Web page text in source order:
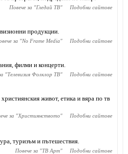
Повече за "Гледай ТВ" Подобни сайтове
продукции.
за "No Frame Media" Подобни сайтове
филми и концерти.
"Телевизия Фолклор ТВ" Подобни сайтове
живот, етика и вяра по тв
за "Християнството" Подобни сайтове
туризъм и пътешествия.
Повече за "ТВ Арт" Подобни сайтове